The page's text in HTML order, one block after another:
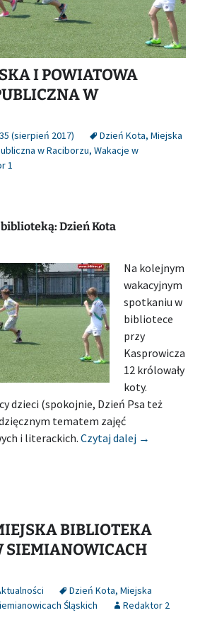
I POWIATOWA
W
(sierpień 2017) Dzień Kota, Miejska
w Raciborzu, Wakacje w
1
Dzień Kota
Na kolejnym
wakacyjnym
spotkaniu w
bibliotece
przy
Kasprowicza
12 królowały
koty.
dzieci (spokojnie, Dzień Psa też
tematem zajęć
i literackich. Czytaj dalej [Relacja]
→
BIBLIOTEKA
SIEMIANOWICACH
Dzień Kota, Miejska
Śląskich
Redaktor 2